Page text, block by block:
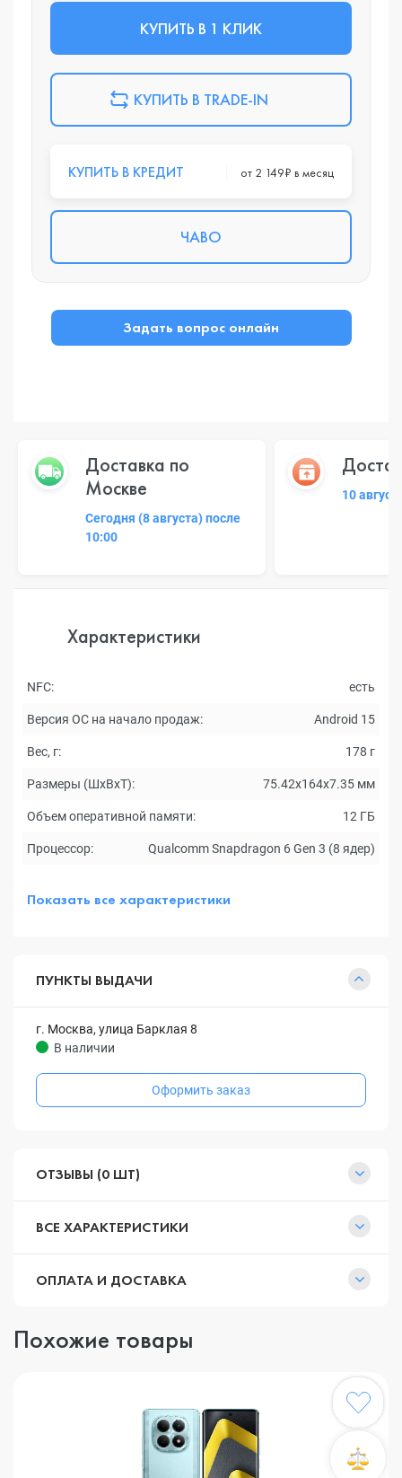
КУПИТЬ В 1 КЛИК
КУПИТЬ В TRADE-IN
КУПИТЬ В КРЕДИТ от 2 149₽ в месяц
ЧАВО
Задать вопрос онлайн
Доставка по
Москве
Сегодня (8 августа) после
10:00
10
Характеристики
NFC: есть
Версия ОС на начало продаж: Android 15
Вес, г: 178 г
Размеры (ШxВxТ): 75.42х164х7.35 мм
Объем оперативной памяти: 12 ГБ
Процессор: Qualcomm Snapdragon 6 Gen 3 (8 ядер)
Показать все характеристики
ПУНКТЫ ВЫДАЧИ
г. Москва, улица Барклая 8
В наличии
Оформить заказ
ОТЗЫВЫ (0 ШТ)
ВСЕ ХАРАКТЕРИСТИКИ
ОПЛАТА И ДОСТАВКА
Похожие товары